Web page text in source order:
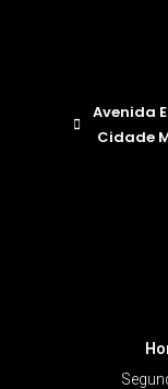
Avenida
Cidade